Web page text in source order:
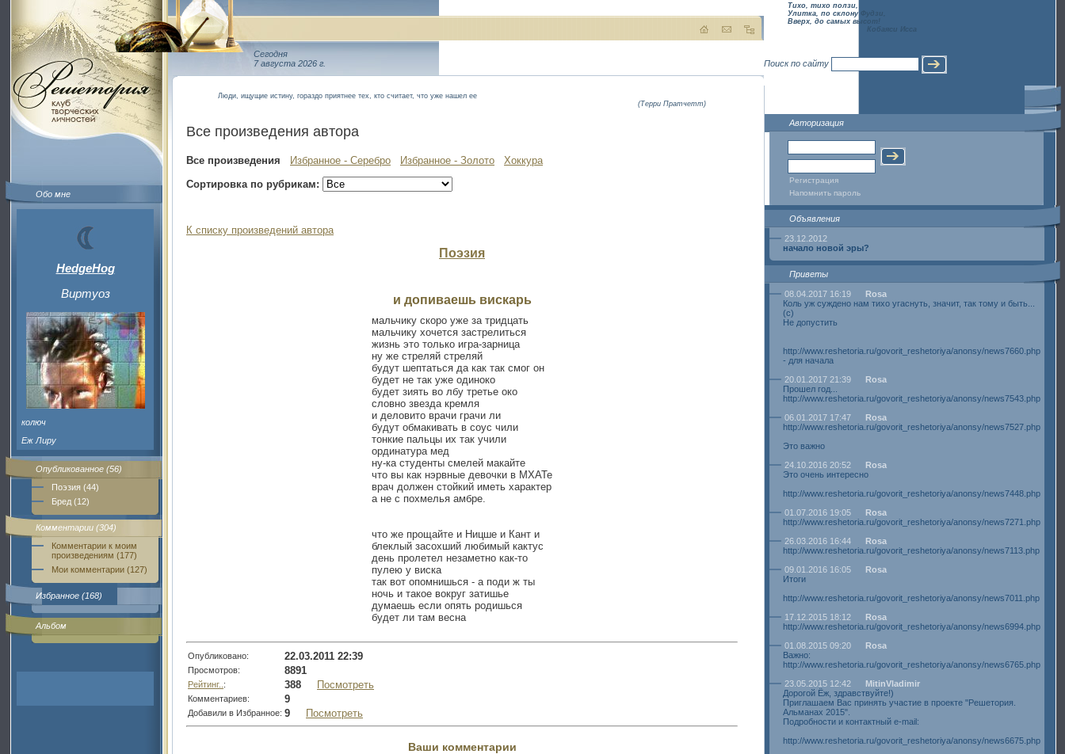
Обо мне
HedgeHog
Виртуоз
колюч
Еж Лиру
Опубликованное (56)
Поэзия (44)
Бред (12)
Комментарии (304)
Комментарии к моим
произведениям (177)
Мои комментарии (127)
Избранное (168)
Альбом
Сегодня
7 августа 2026 г.
Люди, ищущие истину, гораздо приятнее тех, кто считает, что уже нашел ее
(Терри Пратчетт)
Все произведения автора
Все произведения Избранное - Серебро Избранное - Золото
Хоккура
Сортировка по рубрикам:
К списку произведений автора
Поэзия
и допиваешь вискарь
мальчику скоро уже за тридцать
мальчику хочется застрелиться
жизнь это только игра-зарница
ну же стреляй стреляй
будут шептаться да как так смог он
будет не так уже одиноко
будет зиять во лбу третье око
словно звезда кремля
и деловито врачи грачи ли
будут обмакивать в соус чили
тонкие пальцы их так учили
ординатура мед
ну-ка студенты смелей макайте
что вы как нэрвные девочки в МХАТе
врач должен стойкий иметь характер
а не с похмелья амбре.
что же прощайте и Ницше и Кант и
блеклый засохший любимый кактус
день пролетел незаметно как-то
пулею у виска
так вот опомнишься - а поди ж ты
ночь и такое вокруг затишье
думаешь если опять родишься
будет ли там весна
Опубликовано: 22.03.2011 22:39
Просмотров: 8891
Рейтинг.. : 388 Посмотреть
Комментариев: 9
Добавили в Избранное: 9 Посмотреть
Ваши комментарии
Тихо, тихо ползи,
Улитка, по склону Фудзи,
Вверх, до самых высот!
Кобаяси Исса
Поиск по сайту
Авторизация
Регистрация
Напомнить пароль
Объявления
23.12.2012
начало новой эры?
Приветы
08.04.2017 16:19
Rosa
Коль уж суждено нам тихо угаснуть, значит, так тому и быть...
(с)
Не допустить
http://www.reshetoria.ru/govorit_reshetoriya/anonsy/news7660.php
- для начала
20.01.2017 21:39
Rosa
Прошел год...
http://www.reshetoria.ru/govorit_reshetoriya/anonsy/news7543.php
06.01.2017 17:47
Rosa
http://www.reshetoria.ru/govorit_reshetoriya/anonsy/news7527.php
Это важно
24.10.2016 20:52
Rosa
Это очень интересно
http://www.reshetoria.ru/govorit_reshetoriya/anonsy/news7448.php
01.07.2016 19:05
Rosa
http://www.reshetoria.ru/govorit_reshetoriya/anonsy/news7271.php
26.03.2016 16:44
Rosa
http://www.reshetoria.ru/govorit_reshetoriya/anonsy/news7113.php
09.01.2016 16:05
Rosa
Итоги
http://www.reshetoria.ru/govorit_reshetoriya/anonsy/news7011.php
17.12.2015 18:12
Rosa
http://www.reshetoria.ru/govorit_reshetoriya/anonsy/news6994.php
01.08.2015 09:20
Rosa
Важно:
http://www.reshetoria.ru/govorit_reshetoriya/anonsy/news6765.php
23.05.2015 12:42
MitinVladimir
Дорогой Ёж, здравствуйте!)
Приглашаем Вас принять участие в проекте "Решетория.
Альманах 2015".
Подробности и контактный e-mail:
http://www.reshetoria.ru/govorit_reshetoriya/anonsy/news6675.php